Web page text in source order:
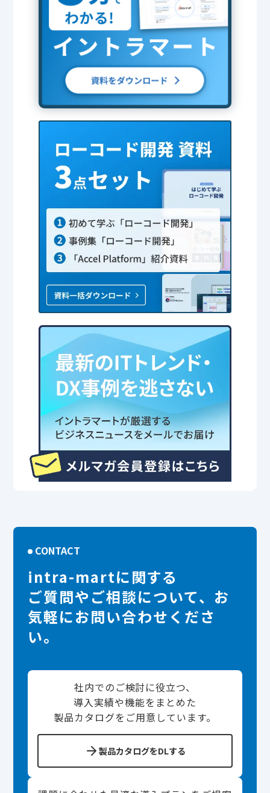
CONTACT
intra-martに関する
ご質問やご相談について、お
気軽にお問い合わせくださ
い。
社内でのご検討に役立つ、
導入実績や機能をまとめた
製品カタログをご用意しています。
製品カタログをDLする